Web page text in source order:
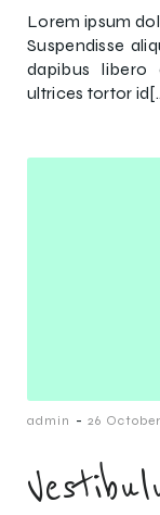
Lorem ipsum
Suspendisse
dapibus libero
ultrices tortor
admin - 26